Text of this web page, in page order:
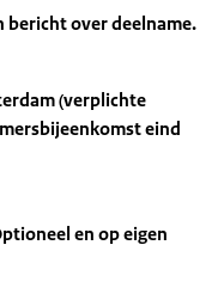
bericht over deelname.
(verplichte
eind
en op eigen